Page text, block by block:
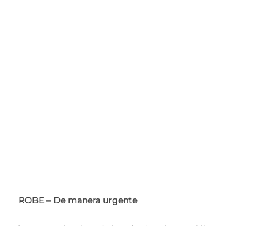
ROBE – De manera urgente